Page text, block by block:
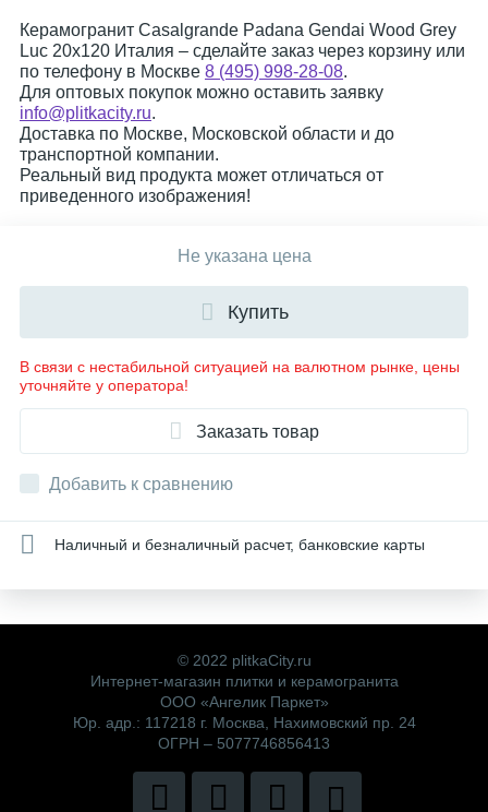
Керамогранит Casalgrande Padana Gendai Wood Grey
Luc 20x120 Италия – сделайте заказ через корзину или
по телефону в Москве 8 (495) 998-28-08.
Для оптовых покупок можно оставить заявку
info@plitkacity.ru.
Доставка по Москве, Московской области и до
транспортной компании.
Реальный вид продукта может отличаться от
приведенного изображения!
Не указана цена
Купить
В связи с нестабильной ситуацией на валютном рынке, цены
уточняйте у оператора!
Заказать товар
Добавить к сравнению
Наличный и безналичный расчет, банковские карты
© 2022 plitkaCity.ru
Интернет-магазин плитки и керамогранита
ООО «Ангелик Паркет»
Юр. адр.: 117218 г. Москва, Нахимовский пр. 24
ОГРН – 5077746856413